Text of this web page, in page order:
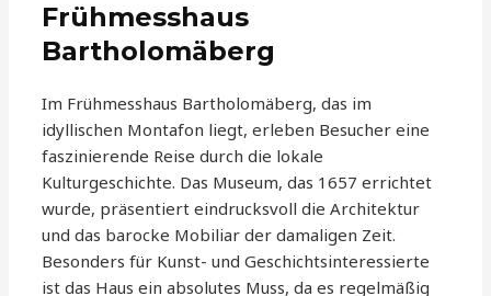
Frühmesshaus
Bartholomäberg
Im Frühmesshaus Bartholomäberg, das im
idyllischen Montafon liegt, erleben Besucher eine
faszinierende Reise durch die lokale
Kulturgeschichte. Das Museum, das 1657 errichtet
wurde, präsentiert eindrucksvoll die Architektur
und das barocke Mobiliar der damaligen Zeit.
Besonders für Kunst- und Geschichtsinteressierte
ist das Haus ein absolutes Muss, da es regelmäßig